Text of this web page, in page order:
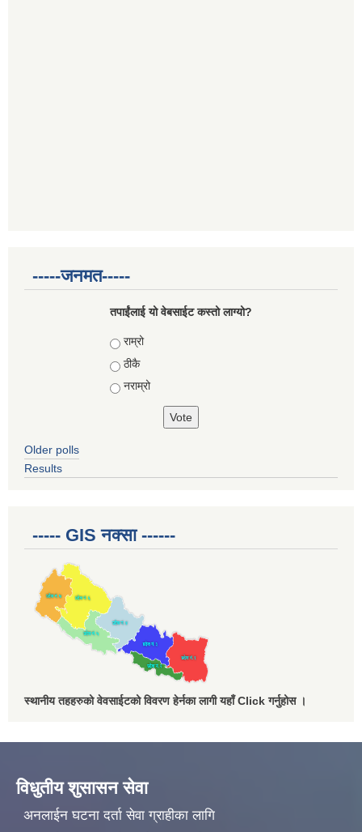
-----जनमत-----
तपाईंलाई यो वेबसाईट कस्तो लाग्यो?
Choices
राम्रो
ठीकै
नराम्रो
Older polls
Results
----- GIS नक्सा ------
स्थानीय तहहरुको वेवसाईटको विवरण हेर्नका लागी यहाँ Click गर्नुहोस ।
विधुतीय शुसासन सेवा
अनलाईन घटना दर्ता सेवा ग्राहीका लागि